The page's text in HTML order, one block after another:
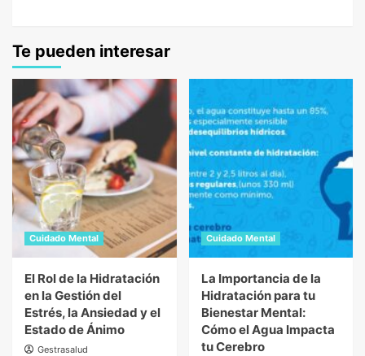
Te pueden interesar
Cuidado Mental
El Rol de la Hidratación
en la Gestión del
Estrés, la Ansiedad y el
Estado de Ánimo
Gestrasalud
Cuidado Mental
La Importancia de la
Hidratación para tu
Bienestar Mental:
Cómo el Agua Impacta
tu Cerebro